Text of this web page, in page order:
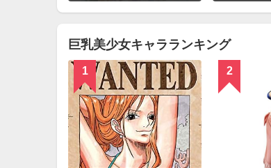
巨乳美少女キャラランキング
1 2